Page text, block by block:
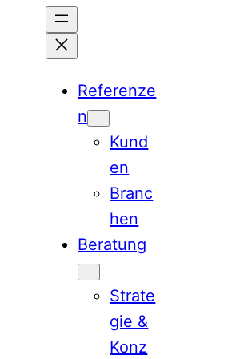
Referenze
n
Kund
en
Branc
hen
Beratung
Strate
gie &
Konz